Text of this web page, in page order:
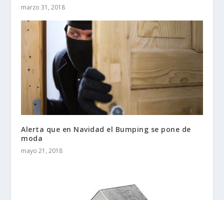
marzo 31, 2018
Alerta que en Navidad el Bumping se pone de
moda
mayo 21, 2018